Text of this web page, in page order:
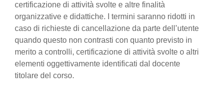
certificazione di attività svolte e altre finalità
organizzative e didattiche. I termini saranno ridotti in
caso di richieste di cancellazione da parte dell’utente
quando questo non contrasti con quanto previsto in
merito a controlli, certificazione di attività svolte o altri
elementi oggettivamente identificati dal docente
titolare del corso.